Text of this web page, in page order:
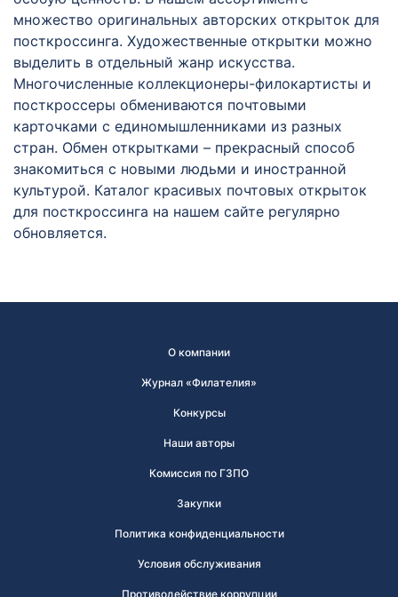
множество оригинальных авторских открыток для
посткроссинга. Художественные открытки можно
выделить в отдельный жанр искусства.
Многочисленные коллекционеры-филокартисты и
посткроссеры обмениваются почтовыми
карточками с единомышленниками из разных
стран. Обмен открытками – прекрасный способ
знакомиться с новыми людьми и иностранной
культурой. Каталог красивых почтовых открыток
для посткроссинга на нашем сайте регулярно
обновляется.
О компании
Журнал «Филателия»
Конкурсы
Наши авторы
Комиссия по ГЗПО
Закупки
Политика конфиденциальности
Условия обслуживания
Противодействие коррупции